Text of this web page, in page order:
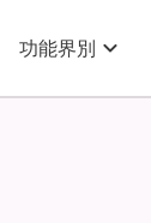
功能界別